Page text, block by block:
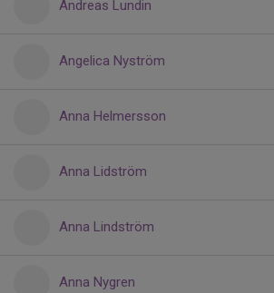
Andreas Lundin
Angelica Nyström
Anna Helmersson
Anna Lidström
Anna Lindström
Anna Nygren